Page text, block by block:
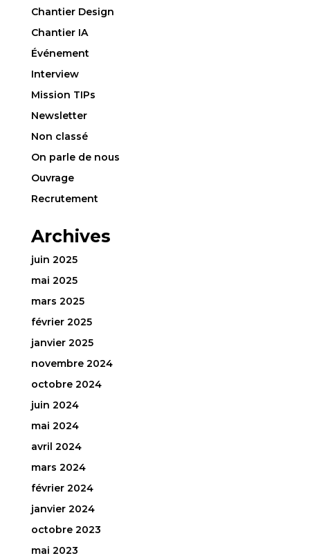
Chantier Design
Chantier IA
Événement
Interview
Mission TIPs
Newsletter
Non classé
On parle de nous
Ouvrage
Recrutement
Archives
juin 2025
mai 2025
mars 2025
février 2025
janvier 2025
novembre 2024
octobre 2024
juin 2024
mai 2024
avril 2024
mars 2024
février 2024
janvier 2024
octobre 2023
mai 2023